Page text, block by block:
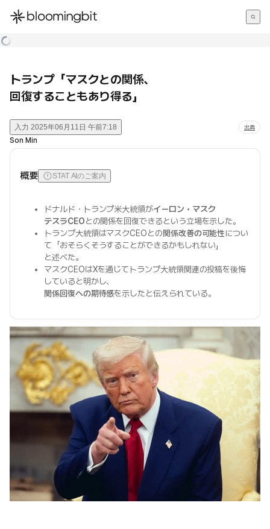
한국어
トランプ「マスクとの関係、
回復することもあり得る」
入力 2025年06月11日 午前7:18 出典
Son Min
概要 STAT AIのご案内
ドナルド・トランプ米大統領がイーロン・マスク
テスラCEOとの関係を回復できるという立場を示した。
トランプ大統領はマスクCEOとの関係改善の可能性につい
て「おそらくそうすることができるかもしれない」
と述べた。
マスクCEOはXを通じてトランプ大統領関連の投稿を後悔
していると明かし、
関係回復への期待感を示したと伝えられている。